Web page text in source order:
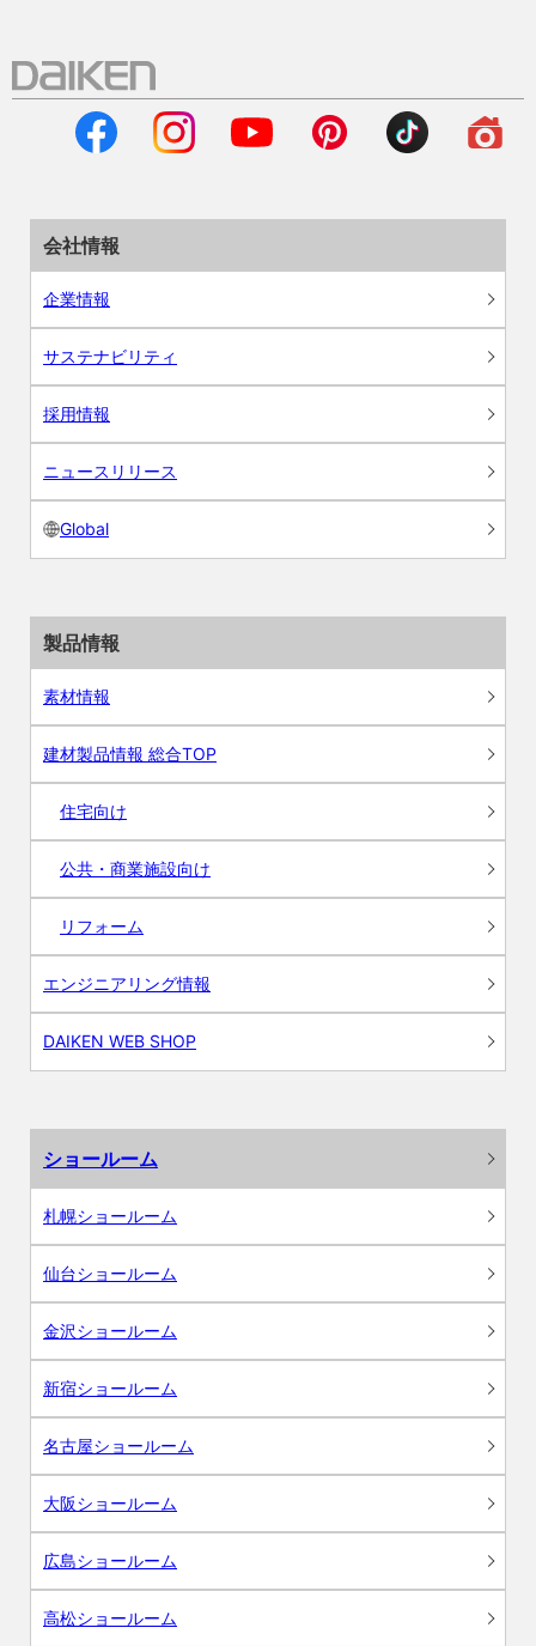
会社情報
企業情報
サステナビリティ
採用情報
ニュースリリース
Global
製品情報
素材情報
建材製品情報 総合TOP
住宅向け
公共・商業施設向け
リフォーム
エンジニアリング情報
DAIKEN WEB SHOP
ショールーム
札幌ショールーム
仙台ショールーム
金沢ショールーム
新宿ショールーム
名古屋ショールーム
大阪ショールーム
広島ショールーム
高松ショールーム